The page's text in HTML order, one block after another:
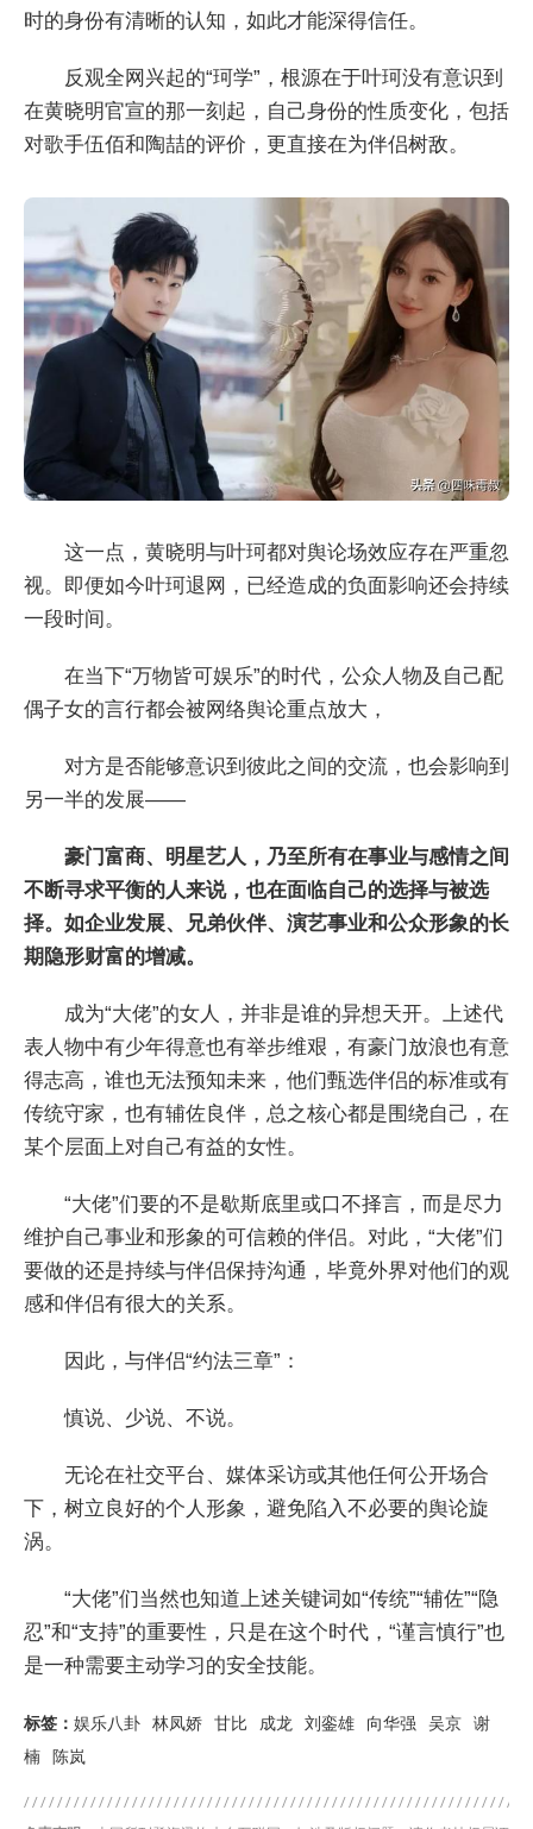
时的身份有清晰的认知，如此才能深得信任。
反观全网兴起的“珂学”，根源在于叶珂没有意识到
在黄晓明官宣的那一刻起，自己身份的性质变化，包括
对歌手伍佰和陶喆的评价，更直接在为伴侣树敌。
这一点，黄晓明与叶珂都对舆论场效应存在严重忽
视。即便如今叶珂退网，已经造成的负面影响还会持续
一段时间。
在当下“万物皆可娱乐”的时代，公众人物及自己配
偶子女的言行都会被网络舆论重点放大，
对方是否能够意识到彼此之间的交流，也会影响到
另一半的发展——
豪门富商、明星艺人，乃至所有在事业与感情之间
不断寻求平衡的人来说，也在面临自己的选择与被选
择。如企业发展、兄弟伙伴、演艺事业和公众形象的长
期隐形财富的增减。
成为“大佬”的女人，并非是谁的异想天开。上述代
表人物中有少年得意也有举步维艰，有豪门放浪也有意
得志高，谁也无法预知未来，他们甄选伴侣的标准或有
传统守家，也有辅佐良伴，总之核心都是围绕自己，在
某个层面上对自己有益的女性。
“大佬”们要的不是歇斯底里或口不择言，而是尽力
维护自己事业和形象的可信赖的伴侣。对此，“大佬”们
要做的还是持续与伴侣保持沟通，毕竟外界对他们的观
感和伴侣有很大的关系。
因此，与伴侣“约法三章”：
慎说、少说、不说。
无论在社交平台、媒体采访或其他任何公开场合
下，树立良好的个人形象，避免陷入不必要的舆论旋
涡。
“大佬”们当然也知道上述关键词如“传统”“辅佐”“隐
忍”和“支持”的重要性，只是在这个时代，“谨言慎行”也
是一种需要主动学习的安全技能。
标签： 娱乐八卦 林凤娇 甘比 成龙 刘銮雄 向华强 吴京
谢
楠
陈岚